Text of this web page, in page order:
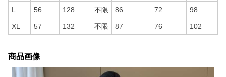
L 56 128 不限 86 72 98
XL 57 132 不限 87 76 102
商品画像